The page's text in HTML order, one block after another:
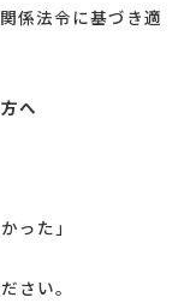
係法令に基づき適
へ
った」
さい。